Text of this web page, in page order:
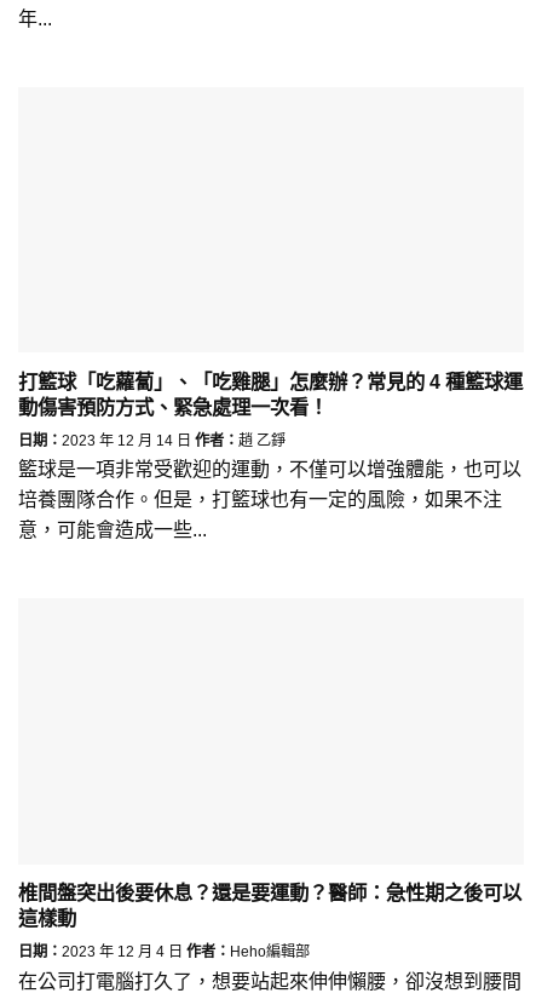
年...
打籃球「吃蘿蔔」、「吃雞腿」怎麼辦？常見的 4 種籃球運
動傷害預防方式、緊急處理一次看！
日期： 2023 年 12 月 14 日 作者： 趙 乙錚
籃球是一項非常受歡迎的運動，不僅可以增強體能，也可以
培養團隊合作。但是，打籃球也有一定的風險，如果不注
意，可能會造成一些...
椎間盤突出後要休息？還是要運動？醫師：急性期之後可以
這樣動
日期： 2023 年 12 月 4 日 作者： Heho編輯部
在公司打電腦打久了，想要站起來伸伸懶腰，卻沒想到腰間